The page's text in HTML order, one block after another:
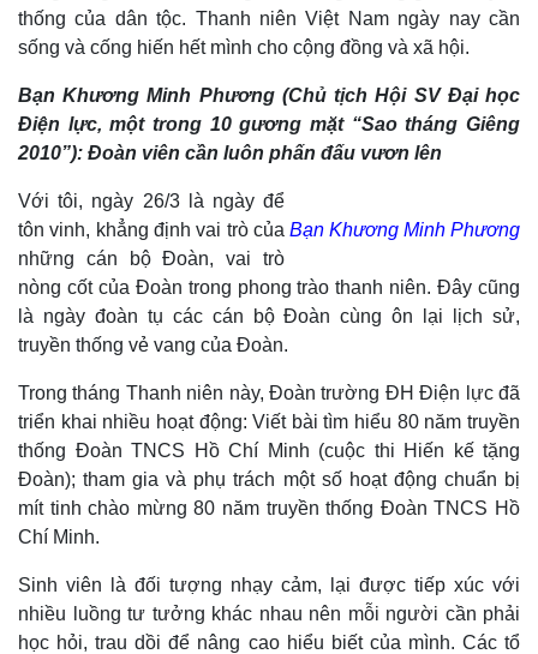
Thế giới
Quan sát
Cuộc sống đó đây
Multimedia
Video
Infographic
thống của dân tộc. Thanh niên Việt Nam ngày nay cần
sống và cống hiến hết mình cho cộng đồng và xã hội.
Bạn Khương Minh Phương (Chủ tịch Hội SV Đại học
Điện lực, một trong 10 gương mặt “Sao tháng Giêng
2010”): Đoàn viên cần luôn phấn đấu vươn lên
Bạn Khương Minh Phương
Với tôi, ngày 26/3 là ngày để
tôn vinh, khẳng định vai trò của
những cán bộ Đoàn, vai trò
nòng cốt của Đoàn trong phong trào thanh niên. Đây cũng
là ngày đoàn tụ các cán bộ Đoàn cùng ôn lại lịch sử,
truyền thống vẻ vang của Đoàn.
Trong tháng Thanh niên này, Đoàn trường ĐH Điện lực đã
triển khai nhiều hoạt động: Viết bài tìm hiểu 80 năm truyền
thống Đoàn TNCS Hồ Chí Minh (cuộc thi Hiến kế tặng
Đoàn); tham gia và phụ trách một số hoạt động chuẩn bị
mít tinh chào mừng 80 năm truyền thống Đoàn TNCS Hồ
Chí Minh.
Sinh viên là đối tượng nhạy cảm, lại được tiếp xúc với
nhiều luồng tư tưởng khác nhau nên mỗi người cần phải
học hỏi, trau dồi để nâng cao hiểu biết của mình. Các tổ